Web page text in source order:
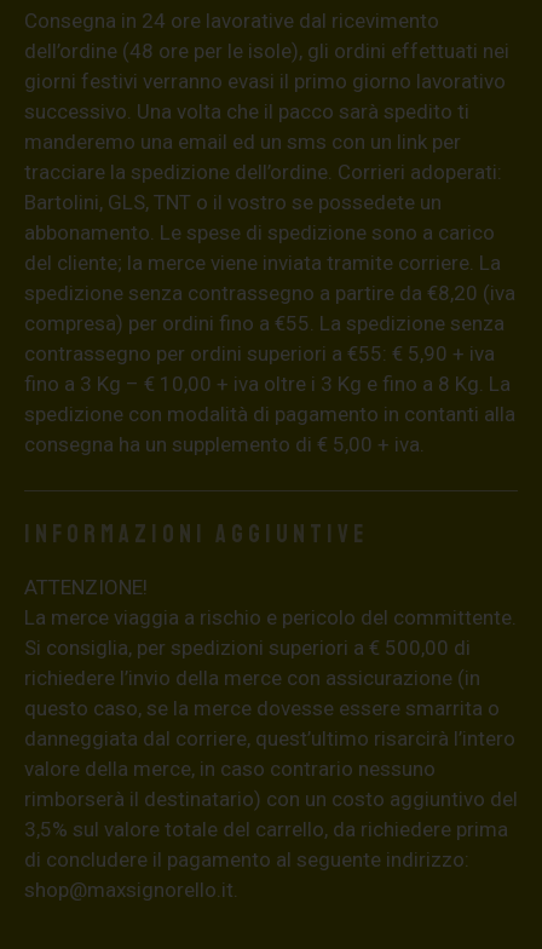
Consegna in 24 ore lavorative dal ricevimento
dell’ordine (48 ore per le isole), gli ordini effettuati nei
giorni festivi verranno evasi il primo giorno lavorativo
successivo. Una volta che il pacco sarà spedito ti
manderemo una email ed un sms con un link per
tracciare la spedizione dell’ordine. Corrieri adoperati:
Bartolini, GLS, TNT o il vostro se possedete un
abbonamento. Le spese di spedizione sono a carico
del cliente; la merce viene inviata tramite corriere. La
spedizione senza contrassegno a partire da €8,20 (iva
compresa) per ordini fino a €55. La spedizione senza
contrassegno per ordini superiori a €55: € 5,90 + iva
fino a 3 Kg – € 10,00 + iva oltre i 3 Kg e fino a 8 Kg. La
spedizione con modalità di pagamento in contanti alla
consegna ha un supplemento di € 5,00 + iva.
Informazioni aggiuntive
ATTENZIONE!
La merce viaggia a rischio e pericolo del committente.
Si consiglia, per spedizioni superiori a € 500,00 di
richiedere l’invio della merce con assicurazione (in
questo caso, se la merce dovesse essere smarrita o
danneggiata dal corriere, quest’ultimo risarcirà l’intero
valore della merce, in caso contrario nessuno
rimborserà il destinatario) con un costo aggiuntivo del
3,5% sul valore totale del carrello, da richiedere prima
di concludere il pagamento al seguente indirizzo:
shop@maxsignorello.it